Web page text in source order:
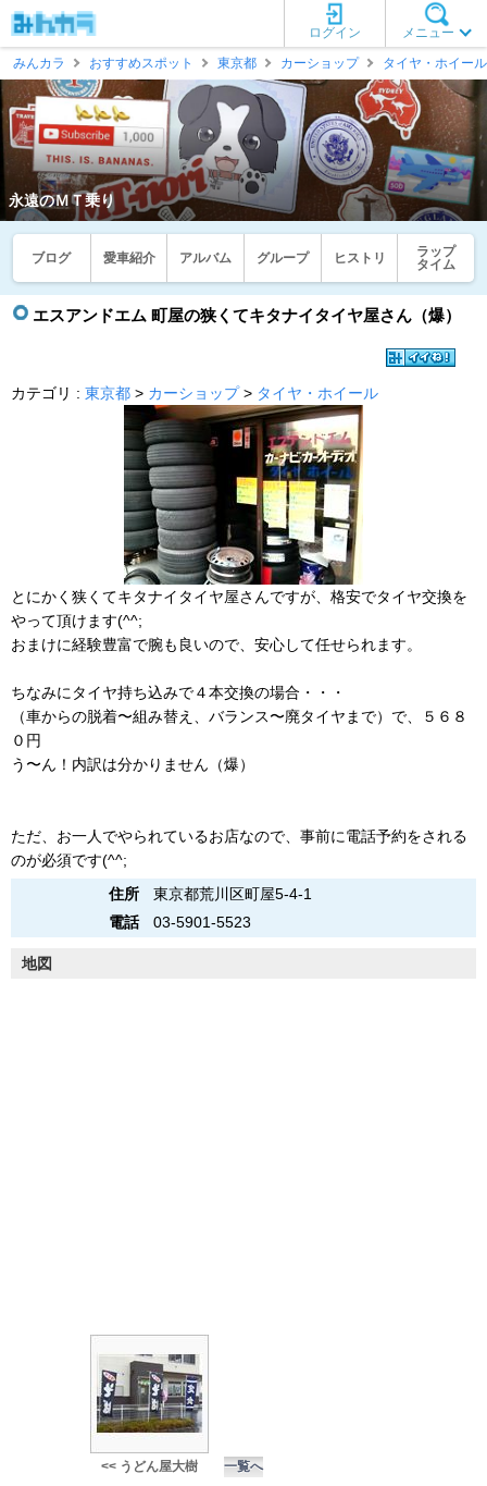
メニュー
ログイン
みんカラ
おすすめスポット 東京都 カーショップ タイヤ・ホイール
永遠のＭＴ乗り
ブログ 愛車紹介 アルバム グループ ヒストリ
ラップ
タイム
エスアンドエム 町屋の狭くてキタナイタイヤ屋さん（爆）
カテゴリ : 東京都 > カーショップ> タイヤ・ホイール
とにかく狭くてキタナイタイヤ屋さんですが、格安でタイヤ交換を
やって頂けます(^^;
おまけに経験豊富で腕も良いので、安心して任せられます。
ちなみにタイヤ持ち込みで４本交換の場合・・・
（車からの脱着〜組み替え、バランス〜廃タイヤまで）で、５６８
０円
う〜ん！内訳は分かりません（爆）
ただ、お一人でやられているお店なので、事前に電話予約をされる
のが必須です(^^;
住所
東京都荒川区町屋5-4-1
電話
03-5901-5523
地図
<< うどん屋大樹 一覧へ